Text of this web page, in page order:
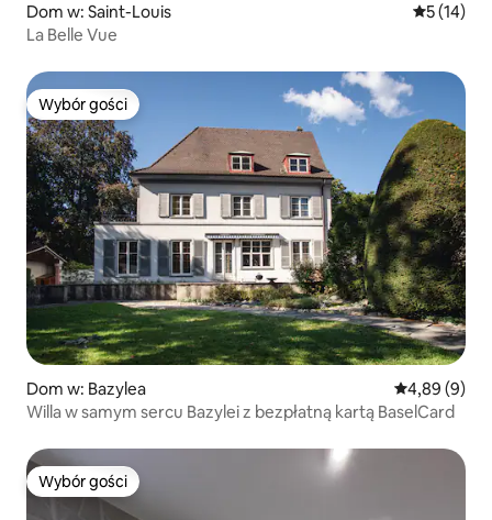
Dom w: Saint-Louis Średnia
5 (14)
La Belle Vue
Wybór gości
Wybór gości
Dom w: Bazylea Średnia
4,89 (9)
Willa w samym sercu Bazylei z bezpłatną kartą BaselCard
Wybór gości
Wybór gości